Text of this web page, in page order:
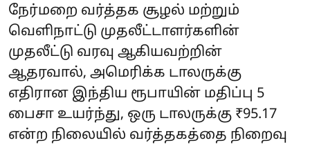
நேர்மறை வர்த்தக சூழல் மற்றும்
வெளிநாட்டு முதலீட்டாளர்களின்
முதலீட்டு வரவு ஆகியவற்றின்
ஆதரவால், அமெரிக்க டாலருக்கு
எதிரான இந்திய ரூபாயின் மதிப்பு 5
பைசா உயர்ந்து, ஒரு டாலருக்கு ₹95.17
என்ற நிலையில் வர்த்தகத்தை நிறைவு